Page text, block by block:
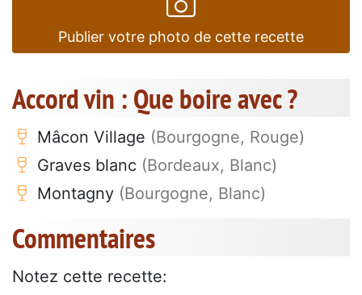
Publier votre photo de cette recette
Accord vin : Que boire avec ?
Mâcon Village (Bourgogne, Rouge)
Graves blanc (Bordeaux, Blanc)
Montagny (Bourgogne, Blanc)
Commentaires
Notez cette recette: